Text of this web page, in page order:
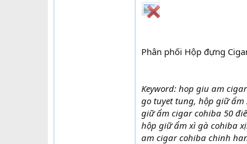
Phân phối Hộp đựng
Keyword: hop giu am
go tuyet tung, hộp giữ
giữ ẩm cigar cohiba 50
hộp giữ ẩm xì gà cohiba
am cigar cohiba chinh